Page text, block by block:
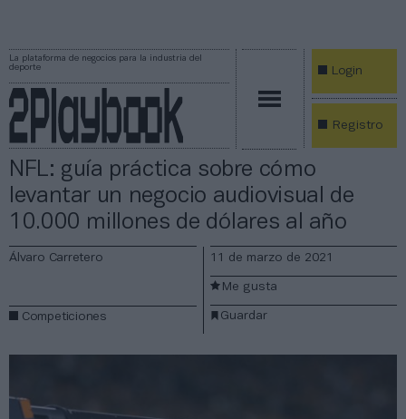
La plataforma de negocios para la industria del
deporte
Login
Registro
NFL: guía práctica sobre cómo
levantar un negocio audiovisual de
10.000 millones de dólares al año
Álvaro Carretero
Competiciones
11 de marzo de 2021
Guardar
Me gusta